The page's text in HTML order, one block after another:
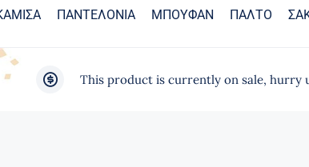
ΠΑΝΤΕΛΟΝΙΑ ΜΠΟΥΦΑΝ ΠΑΛΤΟ
This product is currently on sale, hurry